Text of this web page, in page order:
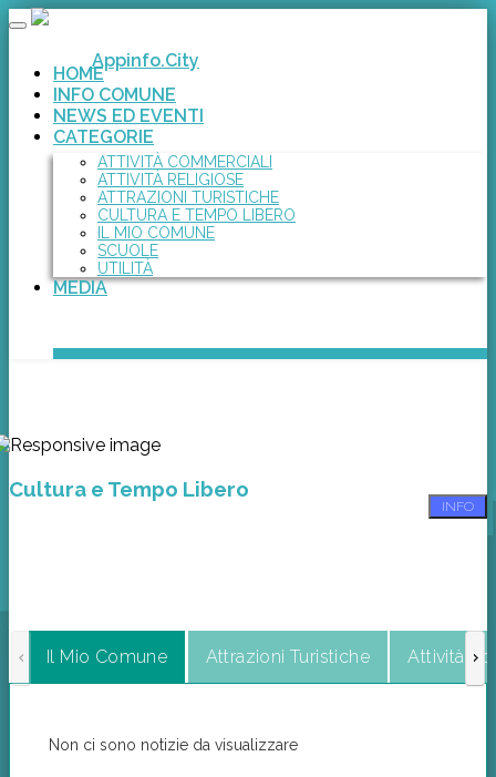
Toggle
Appinfo.City
HOME
INFO COMUNE
NEWS ED EVENTI
CATEGORIE
ATTIVITÀ COMMERCIALI
ATTIVITÀ RELIGIOSE
ATTRAZIONI TURISTICHE
CULTURA E TEMPO LIBERO
IL MIO COMUNE
SCUOLE
UTILITÀ
MEDIA
INFO
Cultura e Tempo Libero
Il Mio Comune Attrazioni Turistiche Attività
Non ci sono notizie da visualizzare